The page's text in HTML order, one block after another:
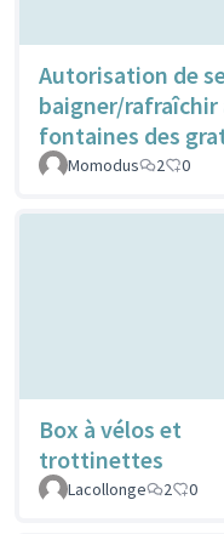
Autorisation de
baigner/rafraîchir
fontaines des
Momodus 2 0
Box à vélos et
trottinettes
Lacollonge
2 0